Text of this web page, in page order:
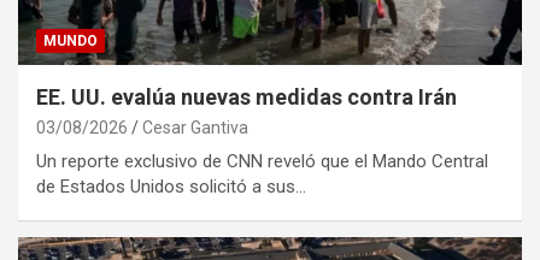
MUNDO
EE. UU. evalúa nuevas medidas contra Irán
03/08/2026 Cesar Gantiva
Un reporte exclusivo de CNN reveló que el Mando Central
de Estados Unidos solicitó a sus…